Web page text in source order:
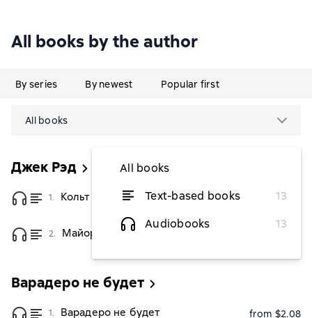
All books by the author
By series By newest Popular first
All books
All books
Text-based books
13
Audiobooks
13
Джек Рэд
1. Кольт и Стетсон для спецназа from $1.83
2. Майор Сицкий – друг индейцев
Варадеро не будет
1. Варадеро не будет from $2.08